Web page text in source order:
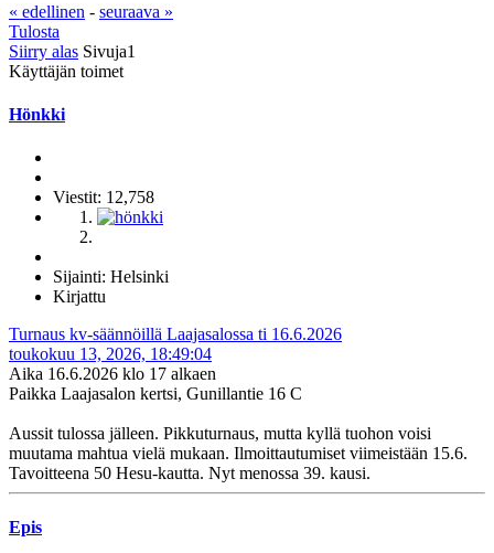
« edellinen - seuraava »
Tulosta
Siirry alas Sivuja1
Käyttäjän toimet
Hönkki
Viestit: 12,758
Sijainti: Helsinki
Kirjattu
Turnaus kv-säännöillä Laajasalossa ti 16.6.2026
toukokuu 13, 2026, 18:49:04
Aika 16.6.2026 klo 17 alkaen
Paikka Laajasalon kertsi, Gunillantie 16 C
Aussit tulossa jälleen. Pikkuturnaus, mutta kyllä tuohon voisi
muutama mahtua vielä mukaan. Ilmoittautumiset viimeistään 15.6.
Tavoitteena 50 Hesu-kautta. Nyt menossa 39. kausi.
Epis